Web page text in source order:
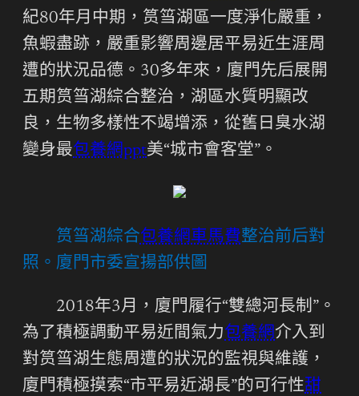
紀80年月中期，筼筜湖區一度淨化嚴重，
魚蝦盡跡，嚴重影響周邊居平易近生涯周
遭的狀況品德。30多年來，廈門先后展開
五期筼筜湖綜合整治，湖區水質明顯改
良，生物多樣性不竭增添，從舊日臭水湖
變身最包養網ppt美“城市會客堂”。
筼筜湖綜合包養網車馬費整治前后對
照。廈門市委宣揚部供圖
2018年3月，廈門履行“雙總河長制”。
為了積極調動平易近間氣力包養網介入到
對筼筜湖生態周遭的狀況的監視與維護，
廈門積極摸索“市平易近湖長”的可行性甜